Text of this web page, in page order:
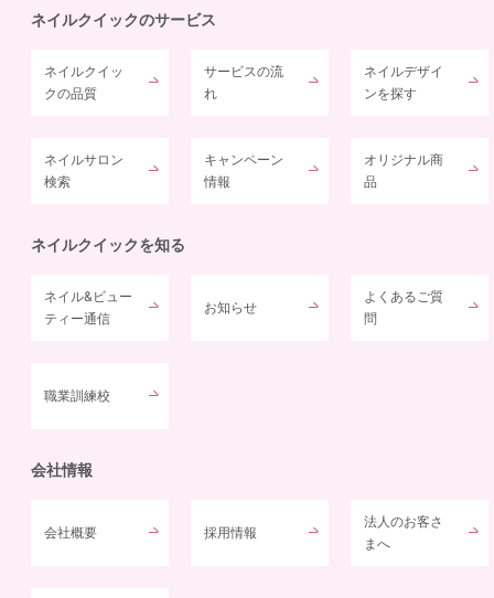
ネイルクイックのサービス
ネイルクイッ
クの品質
サービスの流
れ
ネイルデザイ
ンを探す
ネイルサロン
検索
キャンペーン
情報
オリジナル商
品
ネイルクイックを知る
ネイル&ビュー
ティー通信
お知らせ
よくあるご質
問
職業訓練校
会社情報
会社概要 採用情報
法人のお客さ
まへ